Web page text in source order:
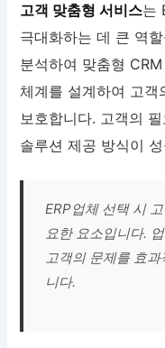
고객 맞춤형 서비스는
극대화하는 데 큰 역
분석하여 맞춤형
체계를 설계하여 고객
보호합니다. 고객의
솔루션 제공 방식이
ERP업체 선택 시
요한 요소입니다.
고객의 문제를 효
니다.